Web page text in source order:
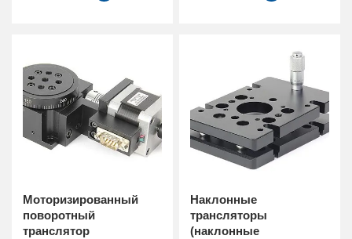
Моторизированный
поворотный
транслятор
Наклонные
трансляторы
(наклонные